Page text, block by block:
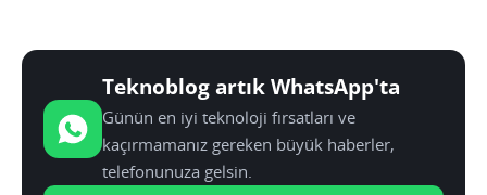
Teknoblog artık WhatsApp'ta
Günün en iyi teknoloji fırsatları ve
kaçırmamanız gereken büyük haberler,
telefonunuza gelsin.